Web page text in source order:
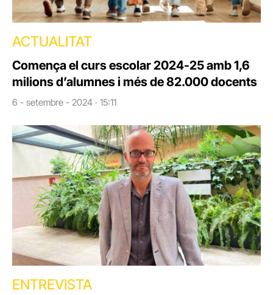
ACTUALITAT
Comença el curs escolar 2024-25 amb 1,6
milions d’alumnes i més de 82.000 docents
6 - setembre - 2024 · 15:11
ENTREVISTA